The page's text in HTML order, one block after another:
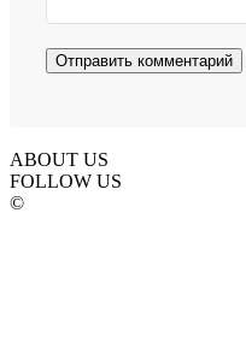
ABOUT US
FOLLOW US
©